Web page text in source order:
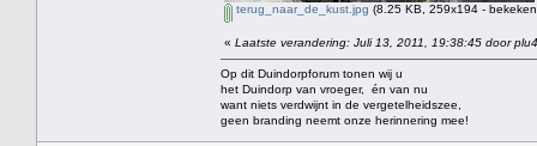
terug_naar_de_kust.jpg (8.25 KB, 259x194 -
« Laatste verandering: Juli 13, 2011, 19:38:45 door plu4
Op dit Duindorpforum tonen wij u
het Duindorp van vroeger, én van nu
want niets verdwijnt in de vergetelheidszee,
geen branding neemt onze herinnering mee!